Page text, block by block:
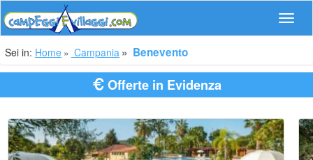
Sei in: Home Campania Benevento
Offerte in Evidenza